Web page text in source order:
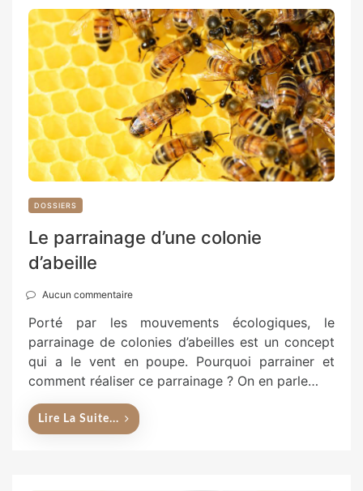
DOSSIERS
Le parrainage d’une colonie
d’abeille
Aucun commentaire
Porté par les mouvements écologiques, le
parrainage de colonies d’abeilles est un concept
qui a le vent en poupe. Pourquoi parrainer et
comment réaliser ce parrainage ? On en parle…
Lire La Suite...